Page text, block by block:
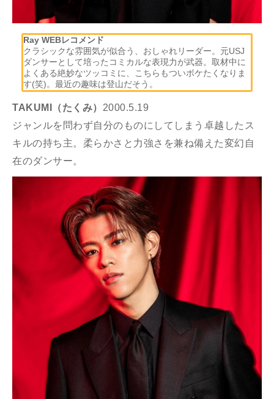
Ray WEBレコメンド
クラシックな雰囲気が似合う、おしゃれリーダー。元USJ
ダンサーとして培ったコミカルな表現力が武器。取材中に
よくある絶妙なツッコミに、こちらもついボケたくなりま
す(笑)。最近の趣味は登山だそう。
TAKUMI（たくみ） 2000.5.19
ジャンルを問わず自分のものにしてしまう卓越したス
キルの持ち主。柔らかさと力強さを兼ね備えた変幻自
在のダンサー。